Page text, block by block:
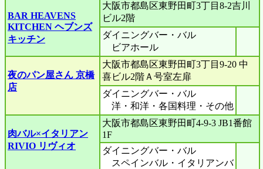
BAR HEAVENS
KITCHEN ヘブンズ
キッチン
大阪市都島区東野田町3丁目8-2吉川
ビル2階
ダイニングバー・バル
ビアホール
夜のパン屋さん 京橋
店
大阪市都島区東野田町3丁目9-20 中
喜ビル2階Ａ号室左扉
ダイニングバー・バル
洋・和洋・各国料理・その他
肉バル×イタリアン
RIVIO リヴィオ
大阪市都島区東野田町4-9-3 JB1番館
1F
ダイニングバー・バル
スペインバル・イタリアンバ